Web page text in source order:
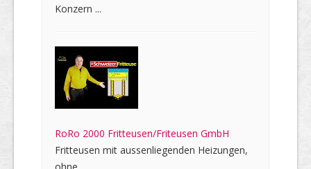
Konzern ...
RoRo 2000 Fritteusen/Friteusen GmbH
Fritteusen mit aussenliegenden Heizungen,